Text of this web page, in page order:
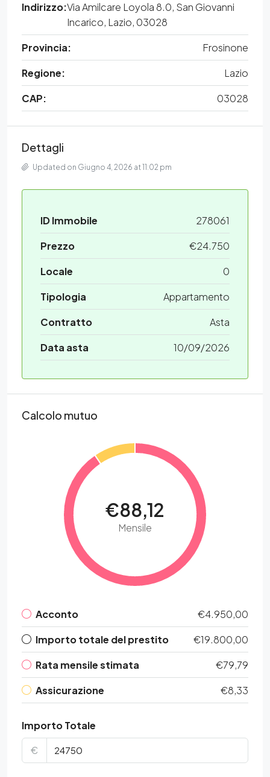
Indirizzo:Via Amilcare Loyola 8.0, San Giovanni
Incarico, Lazio, 03028
Provincia:
Frosinone
Regione:
Lazio
CAP:
03028
Dettagli
Updated on Giugno 4, 2026 at 11:02 pm
ID Immobile
278061
Prezzo
€24.750
Locale
0
Tipologia
Appartamento
Contratto
Asta
Data asta
10/09/2026
Calcolo mutuo
€88,12
Mensile
Acconto
€4.950,00
Importo totale del prestito
€19.800,00
Rata mensile stimata
€79,79
Assicurazione
€8,33
Importo Totale
€